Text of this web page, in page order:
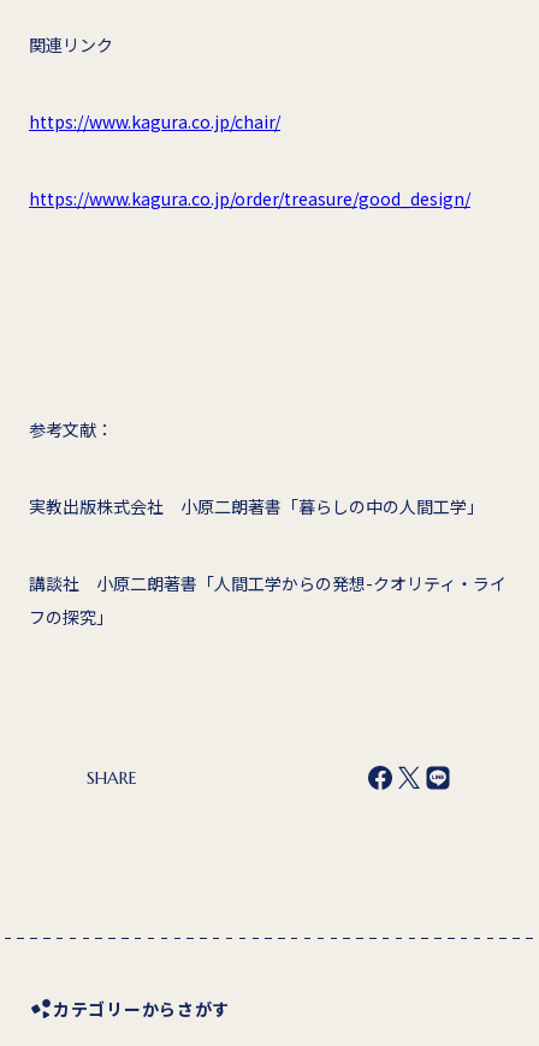
関連リンク
https://www.kagura.co.jp/chair/
https://www.kagura.co.jp/order/treasure/good_design/
参考文献：
実教出版株式会社 小原二朗著書「暮らしの中の人間工学」
講談社 小原二朗著書「人間工学からの発想-クオリティ・ライ
フの探究」
SHARE
カテゴリーからさがす